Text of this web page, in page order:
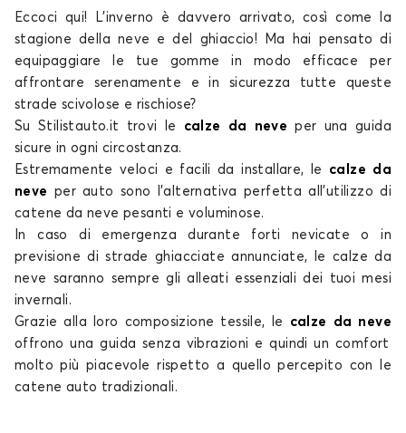
Calze da neve per OPEL AMPERA
Calze da neve per OPEL ANTARA
Eccoci qui! L’inverno è davvero arrivato, così come la
stagione della neve e del ghiaccio! Ma hai pensato di
equipaggiare le tue gomme in modo efficace per
affrontare serenamente e in sicurezza tutte queste
strade scivolose e rischiose?
Su Stilistauto.it trovi le calze da neveper una guida
sicure in ogni circostanza.
Estremamente veloci e facili da installare,
le calze da
neve per auto sono l'alternativa perfetta all'utilizzo di
catene da neve pesanti e voluminose.
In caso di emergenza durante forti nevicate o in
previsione di strade ghiacciate annunciate, le calze da
neve saranno sempre gli alleati essenziali dei tuoi mesi
invernali.
Grazie alla loro composizione tessile, le calze da neve
offrono una guida senza vibrazioni e quindi un comfort
molto più piacevole rispetto a quello percepito con
le
catene auto tradizionali .